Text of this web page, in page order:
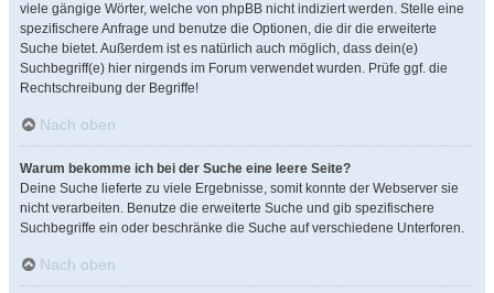
viele gängige Wörter, welche von phpBB nicht indiziert werden. Stelle eine
spezifischere Anfrage und benutze die Optionen, die dir die erweiterte
Suche bietet. Außerdem ist es natürlich auch möglich, dass dein(e)
Suchbegriff(e) hier nirgends im Forum verwendet wurden. Prüfe ggf. die
Rechtschreibung der Begriffe!
Nach oben
Warum bekomme ich bei der Suche eine leere Seite?
Deine Suche lieferte zu viele Ergebnisse, somit konnte der Webserver sie
nicht verarbeiten. Benutze die erweiterte Suche und gib spezifischere
Suchbegriffe ein oder beschränke die Suche auf verschiedene Unterforen.
Nach oben